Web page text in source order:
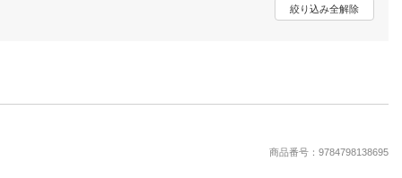
動画配信ガイド
推し楽
絞り込み全解除
商品番号：9784798138695